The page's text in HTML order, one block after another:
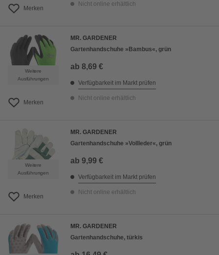
Merken
Nicht online erhältlich
Weitere
Ausführungen
Merken
MR. GARDENER
Gartenhandschuhe »Bambus«, grün
ab 8,69 €
Verfügbarkeit im Markt prüfen
Nicht online erhältlich
Weitere
Ausführungen
Merken
MR. GARDENER
Gartenhandschuhe »Vollleder«, grün
ab 9,99 €
Verfügbarkeit im Markt prüfen
Nicht online erhältlich
MR. GARDENER
Gartenhandschuhe, türkis